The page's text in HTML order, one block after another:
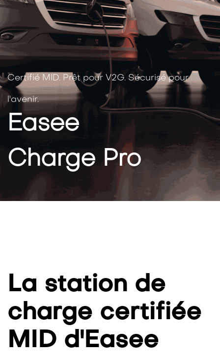
Certifié MID. Prêt pour V2G. Sécurisé pour
l'avenir.
Easee
Charge Pro
La station de
charge certifiée
MID d'Easee